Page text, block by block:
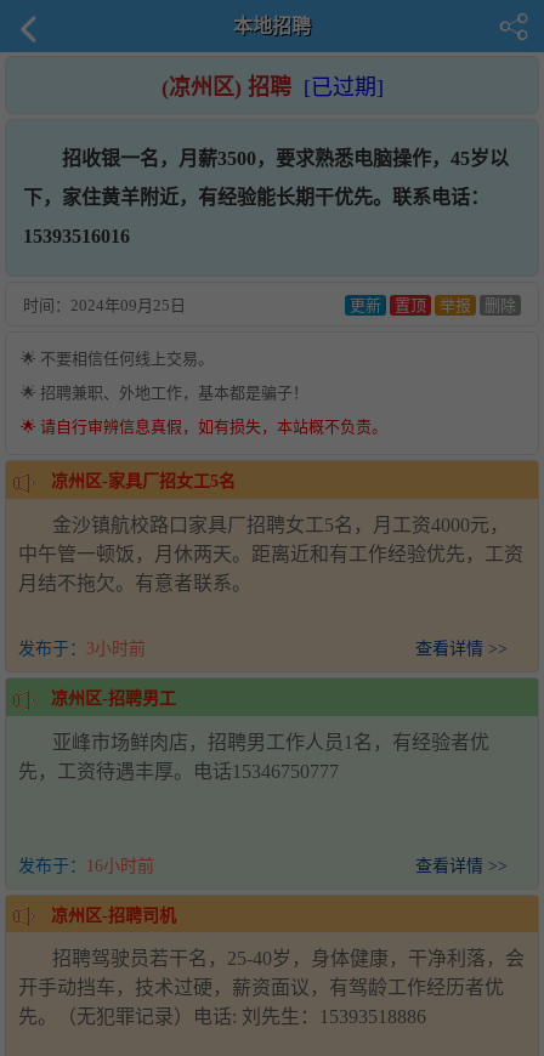
本地招聘
(凉州区) 招聘 [已过期]
招收银一名，月薪3500，要求熟悉电脑操作，45岁以
下，家住黄羊附近，有经验能长期干优先。联系电话：
15393516016
时间： 2024年09月25日 更新 置顶 举报 删除
🌟 不要相信任何线上交易。
🌟 招聘兼职、外地工作，基本都是骗子！
🌟 请自行审辨信息真假，如有损失，本站概不负责。
凉州区-家具厂招女工5名
金沙镇航校路口家具厂招聘女工5名，月工资4000元，
中午管一顿饭，月休两天。距离近和有工作经验优先，工资
月结不拖欠。有意者联系。
发布于： 3小时前 查看详情 >>
凉州区-招聘男工
亚峰市场鲜肉店，招聘男工作人员1名，有经验者优
先，工资待遇丰厚。电话15346750777
发布于： 16小时前 查看详情 >>
凉州区-招聘司机
招聘驾驶员若干名，25-40岁，身体健康，干净利落，会
开手动挡车，技术过硬，薪资面议，有驾龄工作经历者优
先。（无犯罪记录）电话: 刘先生：15393518886